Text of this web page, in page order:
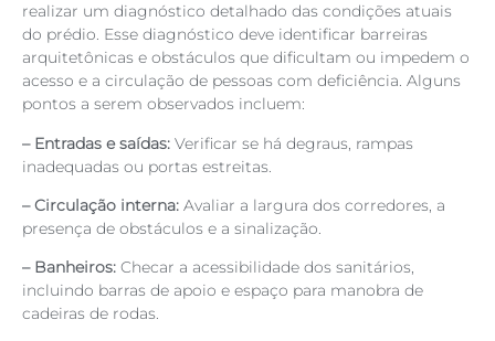
realizar um diagnóstico detalhado das condições atuais
do prédio. Esse diagnóstico deve identificar barreiras
arquitetônicas e obstáculos que dificultam ou impedem o
acesso e a circulação de pessoas com deficiência. Alguns
pontos a serem observados incluem:
– Entradas e saídas: Verificar se há degraus, rampas
inadequadas ou portas estreitas.
– Circulação interna: Avaliar a largura dos corredores, a
presença de obstáculos e a sinalização.
– Banheiros: Checar a acessibilidade dos sanitários,
incluindo barras de apoio e espaço para manobra de
cadeiras de rodas.